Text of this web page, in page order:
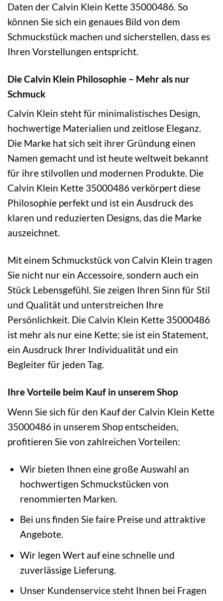
Daten der Calvin Klein Kette 35000486. So
können Sie sich ein genaues Bild von dem
Schmuckstück machen und sicherstellen, dass es
Ihren Vorstellungen entspricht.
Die Calvin Klein Philosophie – Mehr als nur
Schmuck
Calvin Klein steht für minimalistisches Design,
hochwertige Materialien und zeitlose Eleganz.
Die Marke hat sich seit ihrer Gründung einen
Namen gemacht und ist heute weltweit bekannt
für ihre stilvollen und modernen Produkte. Die
Calvin Klein Kette 35000486 verkörpert diese
Philosophie perfekt und ist ein Ausdruck des
klaren und reduzierten Designs, das die Marke
auszeichnet.
Mit einem Schmuckstück von Calvin Klein tragen
Sie nicht nur ein Accessoire, sondern auch ein
Stück Lebensgefühl. Sie zeigen Ihren Sinn für Stil
und Qualität und unterstreichen Ihre
Persönlichkeit. Die Calvin Klein Kette 35000486
ist mehr als nur eine Kette; sie ist ein Statement,
ein Ausdruck Ihrer Individualität und ein
Begleiter für jeden Tag.
Ihre Vorteile beim Kauf in unserem Shop
Wenn Sie sich für den Kauf der Calvin Klein Kette
35000486 in unserem Shop entscheiden,
profitieren Sie von zahlreichen Vorteilen:
Wir bieten Ihnen eine große Auswahl an
hochwertigen Schmuckstücken von
renommierten Marken.
Bei uns finden Sie faire Preise und attraktive
Angebote.
Wir legen Wert auf eine schnelle und
zuverlässige Lieferung.
Unser Kundenservice steht Ihnen bei Fragen